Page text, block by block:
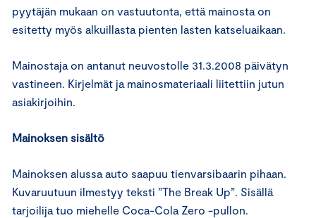
pyytäjän mukaan on vastuutonta, että mainosta on
esitetty myös alkuillasta pienten lasten katseluaikaan.
Mainostaja on antanut neuvostolle 31.3.2008 päivätyn
vastineen. Kirjelmät ja mainosmateriaali liitettiin jutun
asiakirjoihin.
Mainoksen sisältö
Mainoksen alussa auto saapuu tienvarsibaarin pihaan.
Kuvaruutuun ilmestyy teksti ”The Break Up”. Sisällä
tarjoilija tuo miehelle Coca-Cola Zero -pullon.